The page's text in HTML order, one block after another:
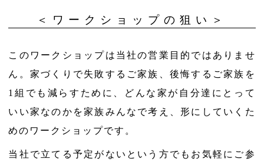
＜ワークショップの狙い＞
このワークショップは当社の営業目的ではありませ
ん。家づくりで失敗するご家族、後悔するご家族を
1組でも減らすために、どんな家が自分達にとって
いい家なのかを家族みんなで考え、形にしていくた
めのワークショップです。
当社で立てる予定がないという方でもお気軽にご参